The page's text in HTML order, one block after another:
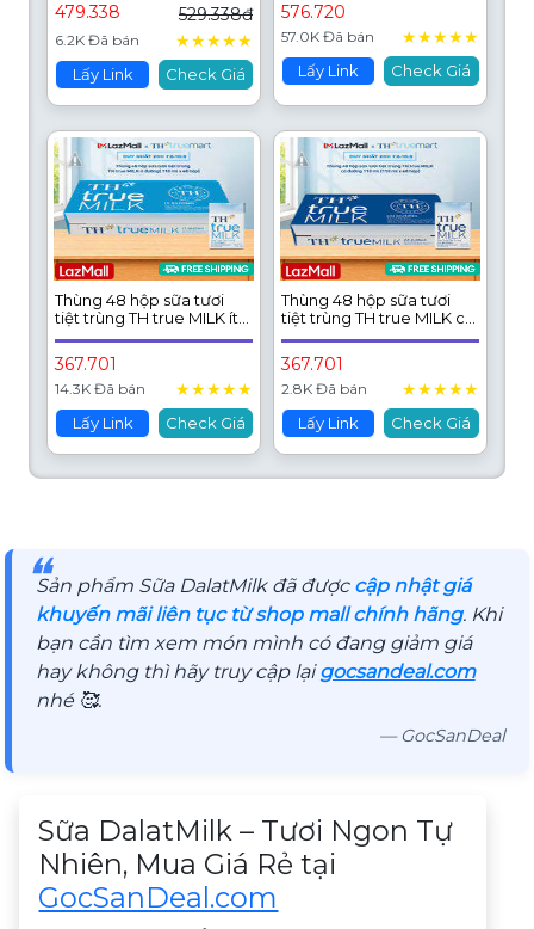
479.338 529.338đ
6.2K Đã bán ★★★★★
Lấy Link Check Giá
576.720
57.0K Đã bán ★★★★★
Lấy Link Check Giá
Thùng 48 hộp sữa tươi
tiệt trùng TH true MILK ít
đường 110 ml (110 ml x 48)
367.701
14.3K Đã bán ★★★★★
Lấy Link Check Giá
Thùng 48 hộp sữa tươi
tiệt trùng TH true MILK có
đường 110 ml (110 ml x 48)
367.701
2.8K Đã bán ★★★★★
Lấy Link Check Giá
❝
Sản phẩm Sữa DalatMilk đã được cập nhật giá
khuyến mãi liên tục từ shop mall chính hãng. Khi
bạn cần tìm xem món mình có đang giảm giá
hay không thì hãy truy cập lạigocsandeal.com
nhé 🥰.
— GocSanDeal
Sữa DalatMilk – Tươi Ngon Tự
Nhiên, Mua Giá Rẻ tại
GocSanDeal.com